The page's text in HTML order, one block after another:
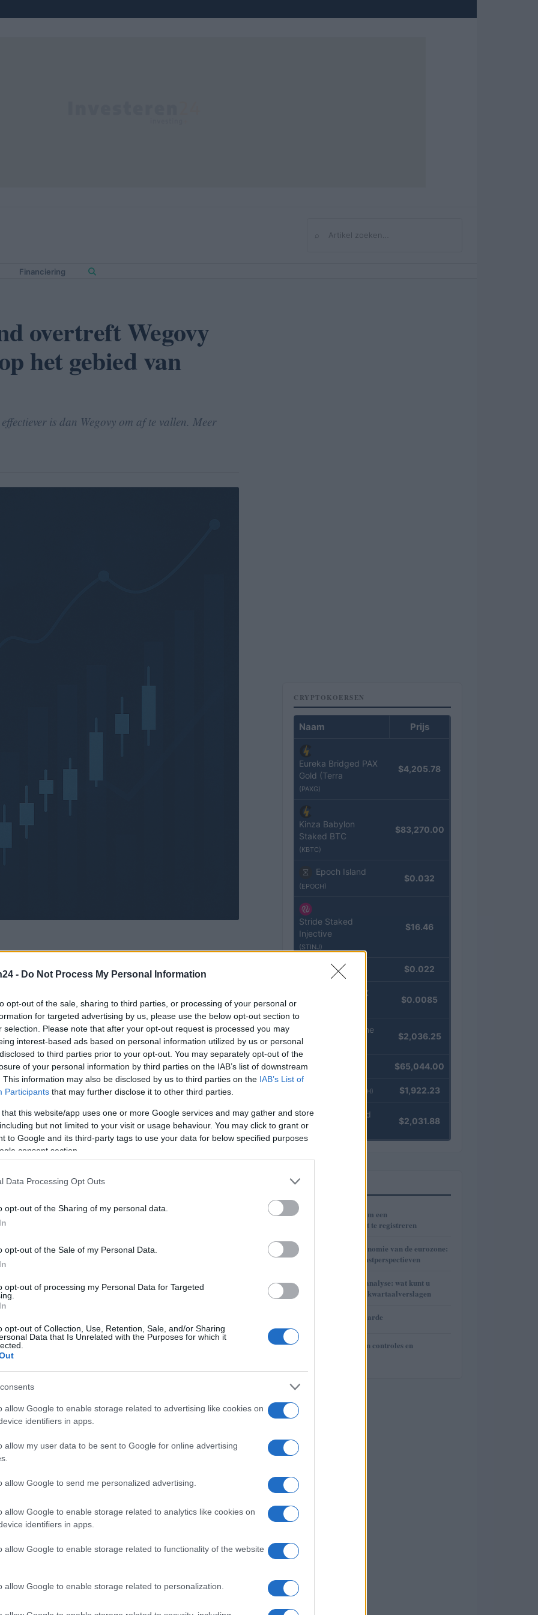
- Do Not Process My Personal Information
opt-out of the sale, sharing to third parties, or processing of your personal or
for targeted advertising by us, please use the below opt-out section to
selection. Please note that after your opt-out request is processed you may
interest-based ads based on personal information utilized by us or personal
to third parties prior to your opt-out. You may separately opt-out of the
of your personal information by third parties on the IAB’s list of downstream
This information may also be disclosed by us to third parties on the IAB’s List of
Participants that may further disclose it to other third parties.
that this website/app uses one or more Google services and may gather and store
but not limited to your visit or usage behaviour. You may click to grant or
to Google and its third-party tags to use your data for below specified purposes
consent section.
Data Processing Opt Outs
opt-out of the Sharing of my personal data.
opt-out of the Sale of my Personal Data.
opt-out of processing my Personal Data for Targeted
opt-out of Collection, Use, Retention, Sale, and/or Sharing
Data that Is Unrelated with the Purposes for which it
allow Google to enable storage related to advertising like cookies on
identifiers in apps.
allow my user data to be sent to Google for online advertising
allow Google to send me personalized advertising.
allow Google to enable storage related to analytics like cookies on
identifiers in apps.
allow Google to enable storage related to functionality of the website
allow Google to enable storage related to personalization.
Zoeken
Financiering
overtreft Wegovy
het gebied van
is dan Wegovy om af te vallen. Meer
en Wegovy
aangekondigd met betrekking tot zijn
bleek Zepbound effectiever te zijn dan
deelnemers in 72 weken gemiddeld 20% van
ongeveer 50 pond, een opmerkelijk resultaat
degenen die Wegovy gebruikten
die een grotere impact suggereerden
gunstige positie in een snel groeiende markt. De
tegen het einde van het decennium 130 miljard
was die GLP-1-medicijnen lanceerde om obesitas
de concurrentiedynamiek in de sector kunnen
CRYPTOKOERSEN
Naam Prijs
Eureka Bridged PAX
Gold (Terra
(PAXG)
$4,205.78
Kinza Babylon
Staked BTC
(KBTC)
$83,270.00
Epoch Island
(EPOCH)
$0.032
Stride Staked
Injective
(STINJ)
$16.46
JDB (JDB) $0.022
FibSwap DEX
$0.0085
kpk ETH Prime
(KPK ETH PRIME)
$2,036.25
$65,044.00
(ETH) $1,922.23
kpk ETH Yield
(KPK ETH YIELD)
$2,031.88
MEEST GELEZEN
1
Hoeveel kost het om een
huurovereenkomst te registreren
2
De krimpende economie van de eurozone:
analyse en toekomstperspectieven
3
Financiële marktanalyse: wat kunt u
verwachten na de kwartaalverslagen
Neymar’s nettowaarde
5
Belastingen, tussen controles en